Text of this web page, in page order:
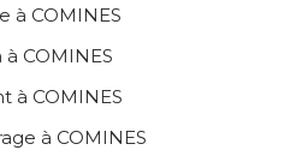
à COMINES
COMINES
à COMINES
à COMINES